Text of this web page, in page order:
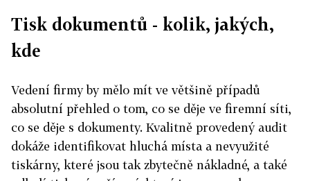
Tisk dokumentů - kolik, jakých,
kde
Vedení firmy by mělo mít ve většině případů
absolutní přehled o tom, co se děje ve firemní síti,
co se děje s dokumenty. Kvalitně provedený audit
dokáže identifikovat hluchá místa a nevyužité
tiskárny, které jsou tak zbytečně nákladné, a také